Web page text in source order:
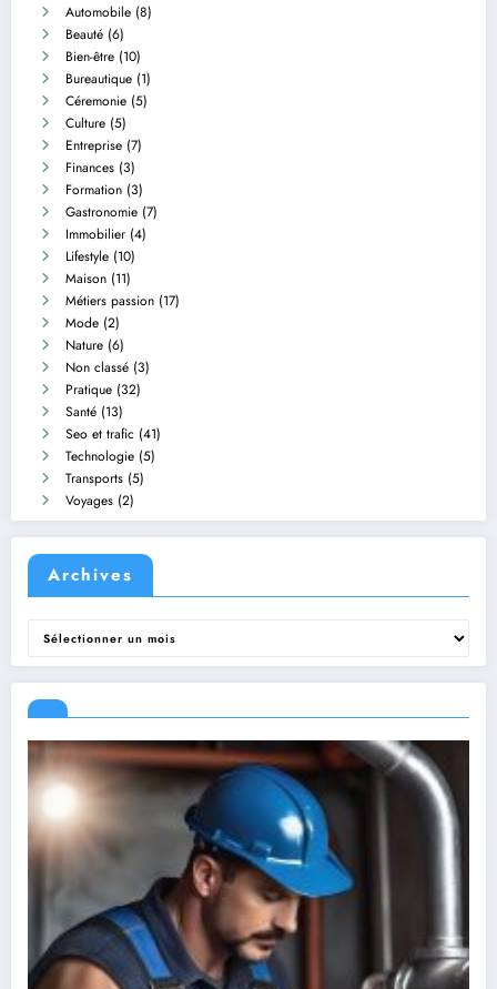
Automobile (8)
Beauté (6)
Bien-être (10)
Bureautique (1)
Céremonie (5)
Culture (5)
Entreprise (7)
Finances (3)
Formation (3)
Gastronomie (7)
Immobilier (4)
Lifestyle (10)
Maison (11)
Métiers passion (17)
Mode (2)
Nature (6)
Non classé (3)
Pratique (32)
Santé (13)
Seo et trafic (41)
Technologie (5)
Transports (5)
Voyages (2)
Archives
Archives